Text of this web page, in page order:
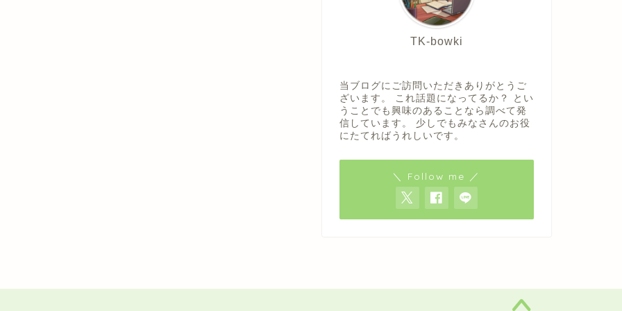
TK-bowki
当ブログにご訪問いただきありがとうご
ざいます。 これ話題になってるか？ とい
うことでも興味のあることなら調べて発
信しています。 少しでもみなさんのお役
にたてればうれしいです。
＼ Follow me ／